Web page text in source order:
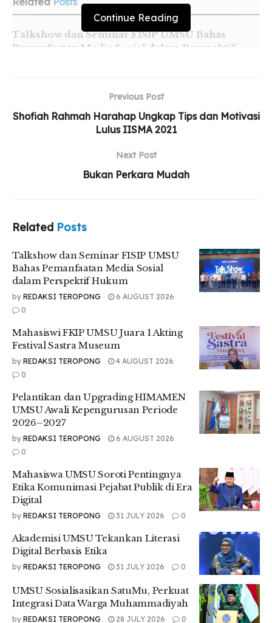
Talkshow dan Seminar FISIP UMSU Bahas
Pemanfaatan Media Sosial dalam Perspektif
Pelantikan dan Upgrading HIMAMEN UMSU
Awali Kepengurusan Periode 2026–2027
efek dari minuman bersoda.
“Dampak minuman bersoda memang tidak akan terlihat
pada jangka pendek, akan tetapi bisa terlihat kalau diminum
dalam jangka panjang secara terus menerus. Dan habit dari
minuman bersoda ini adalah manis yang kadarnya tinggi,
berbagai penyakit metabolik dan penyakit gangguan
jantung. Oleh karena itu, hal itu sangat dihindari oleh seorang
atlet,” ujarnya pada Minggu, (20/06/2021).
.
Ia juga menilai makanan dan minuman yang bergizi sangat
berpengaruh bagi kesehatan atlet. Dan ia menyarakan atlet
.
“Makanan dan minuman yang bergizi sangat mempengaruhi
kesehatan dan performa seorang atlet. Atlet itukan
melakukan olahraga yang akan meningkatkan radikal
bebas, jadi sel akan dilatih terus menerus, apalagi intesitas
sel akan lebih besar dibandingkan kegiatan biasa. Oleh
karena itu sangat disarankan habit atau kebiasaan hidup
sehat yang dilakukan oleh atlet – atlet,” tambahnya.
.
dr. Fitri Nur Malini juga menyampaikan makanan dan
Continue Reading
Previous Post
Shofiah Rahmah Harahap Ungkap Tips dan Motivasi
Lulus IISMA 2021
Next Post
Bukan Perkara Mudah
Related Posts
Talkshow dan Seminar FISIP UMSU
Bahas Pemanfaatan Media Sosial
dalam Perspektif Hukum
by REDAKSI TEROPONG
6 AUGUST 2026
0
Mahasiswi FKIP UMSU Juara 1 Akting
Festival Sastra Museum
by REDAKSI TEROPONG
4 AUGUST 2026
0
Pelantikan dan Upgrading HIMAMEN
UMSU Awali Kepengurusan Periode
2026–2027
by REDAKSI TEROPONG
6 AUGUST 2026
0
Mahasiswa UMSU Soroti Pentingnya
Etika Komunimasi Pejabat Publik di Era
Digital
by REDAKSI TEROPONG 31 JULY 2026 0
Akademisi UMSU Tekankan Literasi
Digital Berbasis Etika
by REDAKSI TEROPONG 31 JULY 2026 0
UMSU Sosialisasikan SatuMu, Perkuat
Integrasi Data Warga Muhammadiyah
by REDAKSI TEROPONG 28 JULY 2026 0